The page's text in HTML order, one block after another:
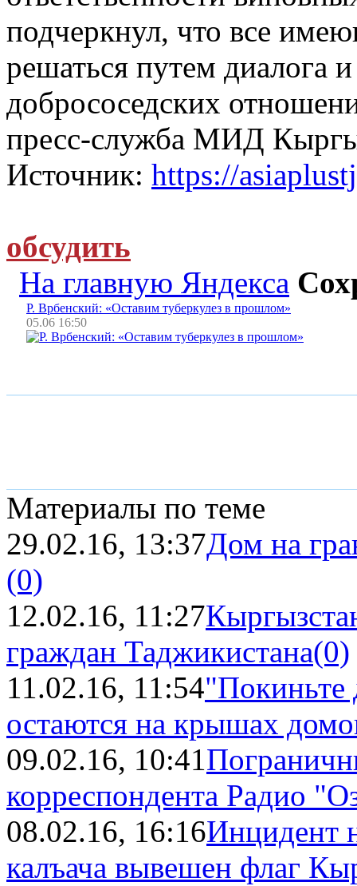
подчеркнул, что все
решаться путем диалога
добрососедских
пресс-служба МИД
Источник: https://
обсудить
На главную Яндекса
Р. Врбенский: «Оставим туберкулез в прошлом»
05.06 16:50
Материалы по теме
29.02.16, 13:37Дом на
(0)
12.02.16, 11:27
граждан Таджикистана(0)
11.02.16, 11:54"Покиньте
остаются на крышах
09.02.16, 10:41
корреспондента Радио
08.02.16, 16:16Инцидент
калъача вывешен флаг